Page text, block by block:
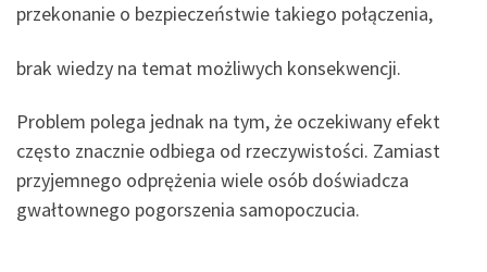
przekonanie o bezpieczeństwie takiego połączenia,
brak wiedzy na temat możliwych konsekwencji.
Problem polega jednak na tym, że oczekiwany efekt
często znacznie odbiega od rzeczywistości. Zamiast
przyjemnego odprężenia wiele osób doświadcza
gwałtownego pogorszenia samopoczucia.